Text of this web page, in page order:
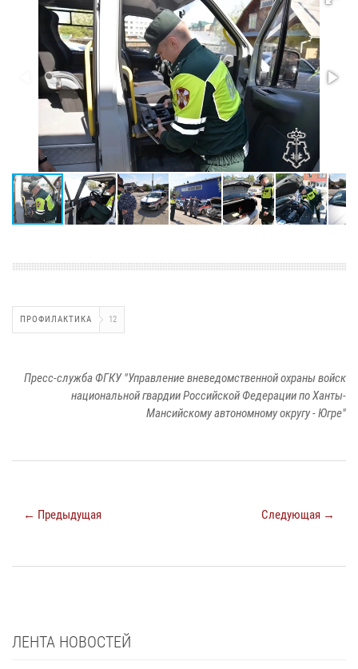
ПРОФИЛАКТИКА 12
Пресс-служба ФГКУ "Управление вневедомственной охраны войск
национальной гвардии Российской Федерации по Ханты-
Мансийскому автономному округу - Югре"
← Предыдущая Следующая →
ЛЕНТА НОВОСТЕЙ